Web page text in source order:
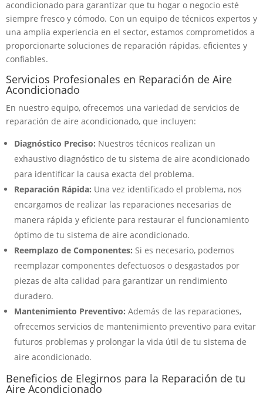
acondicionado para garantizar que tu hogar o negocio esté
siempre fresco y cómodo. Con un equipo de técnicos expertos y
una amplia experiencia en el sector, estamos comprometidos a
proporcionarte soluciones de reparación rápidas, eficientes y
confiables.
Servicios Profesionales en Reparación de Aire
Acondicionado
En nuestro equipo, ofrecemos una variedad de servicios de
reparación de aire acondicionado, que incluyen:
Diagnóstico Preciso: Nuestros técnicos realizan un
exhaustivo diagnóstico de tu sistema de aire acondicionado
para identificar la causa exacta del problema.
Reparación Rápida: Una vez identificado el problema, nos
encargamos de realizar las reparaciones necesarias de
manera rápida y eficiente para restaurar el funcionamiento
óptimo de tu sistema de aire acondicionado.
Reemplazo de Componentes: Si es necesario, podemos
reemplazar componentes defectuosos o desgastados por
piezas de alta calidad para garantizar un rendimiento
duradero.
Mantenimiento Preventivo: Además de las reparaciones,
ofrecemos servicios de mantenimiento preventivo para evitar
futuros problemas y prolongar la vida útil de tu sistema de
aire acondicionado.
Beneficios de Elegirnos para la Reparación de tu
Aire Acondicionado